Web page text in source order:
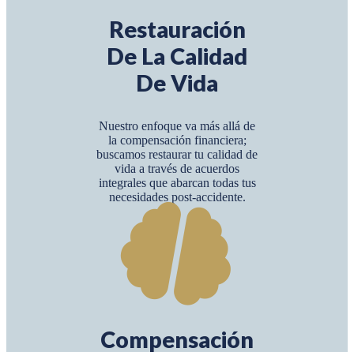
Restauración
De La Calidad
De Vida
Nuestro enfoque va más allá de
la compensación financiera;
buscamos restaurar tu calidad de
vida a través de acuerdos
integrales que abarcan todas tus
necesidades post-accidente.
Compensación